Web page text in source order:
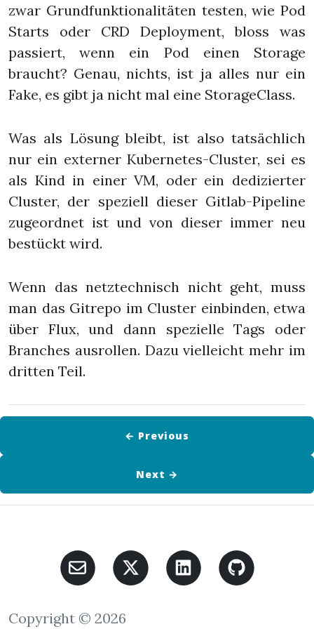
zwar Grundfunktionalitäten testen, wie Pod
Starts oder CRD Deployment, bloss was
passiert, wenn ein Pod einen Storage
braucht? Genau, nichts, ist ja alles nur ein
Fake, es gibt ja nicht mal eine StorageClass.
Was als Lösung bleibt, ist also tatsächlich
nur ein externer Kubernetes-Cluster, sei es
als Kind in einer VM, oder ein dedizierter
Cluster, der speziell dieser Gitlab-Pipeline
zugeordnet ist und von dieser immer neu
bestückt wird.
Wenn das netztechnisch nicht geht, muss
man das Gitrepo im Cluster einbinden, etwa
über Flux, und dann spezielle Tags oder
Branches ausrollen. Dazu vielleicht mehr im
dritten Teil.
← Previous
Next →
Copyright © 2026